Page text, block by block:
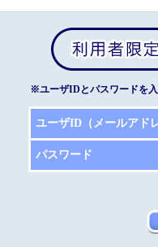
※ユーザIDとパスワードを
ユーザID（メールアド
パスワード